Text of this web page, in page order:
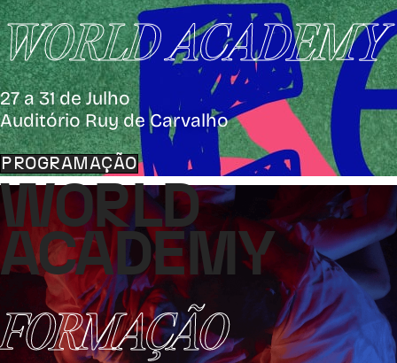
WORLD ACADEMY
27 a 31 de Julho
Auditório Ruy de Carvalho
PROGRAMAÇÃO
WORLD
ACADEMY
FORMAÇÃO